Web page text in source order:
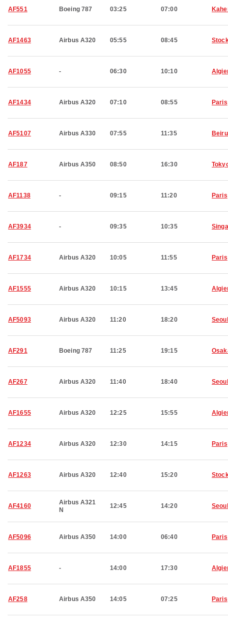
AF551 Boeing 787 03:25 07:00
AF1463 Airbus A320 05:55 08:45
AF1055 - 06:30 10:10
AF1434 Airbus A320 07:10 08:55 Paris
AF5107 Airbus A330 07:55 11:35
AF187 Airbus A350 08:50 16:30
AF1138 - 09:15 11:20 Paris
AF3934 - 09:35 10:35
AF1734 Airbus A320 10:05 11:55 Paris
AF1555 Airbus A320 10:15 13:45
AF5093 Airbus A320 11:20 18:20 Seoul
AF291 Boeing 787 11:25 19:15
AF267 Airbus A320 11:40 18:40 Seoul
AF1655 Airbus A320 12:25 15:55
AF1234 Airbus A320 12:30 14:15 Paris
AF1263 Airbus A320 12:40 15:20
AF4160
Airbus A321
N
12:45 14:20 Seoul
AF5096 Airbus A350 14:00 06:40 Paris
AF1855 - 14:00 17:30
AF258 Airbus A350 14:05 07:25 Paris